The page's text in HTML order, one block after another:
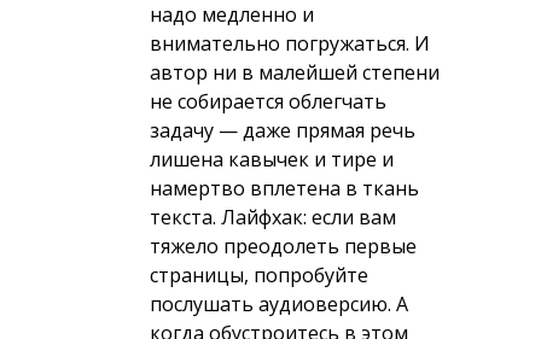
надо медленно и
внимательно погружаться. И
автор ни в малейшей степени
не собирается облегчать
задачу — даже прямая речь
лишена кавычек и тире и
намертво вплетена в ткань
текста. Лайфхак: если вам
тяжело преодолеть первые
страницы, попробуйте
послушать аудиоверсию. А
когда обустроитесь в этом